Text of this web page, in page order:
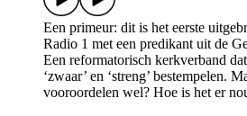
Een primeur: dit is het eerste
Radio 1 met een predikant uit de
Een reformatorisch kerkverband
‘zwaar’ en ‘streng’ bestempelen.
vooroordelen wel? Hoe is het er